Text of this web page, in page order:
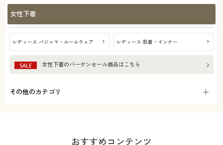
女性下着
レディース パジャマ・ルームウェア レディース 肌着・インナー
SALE 女性下着のバーゲンセール商品はこちら
その他のカテゴリ
おすすめコンテンツ